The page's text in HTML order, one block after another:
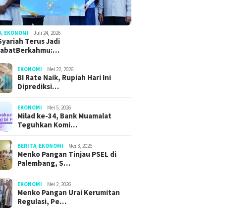
EKONOMI Juli 24, 2026
Terus Jadi
EKONOMI Mei 22, 2026
BI Rate Naik, Rupiah Hari Ini
Diprediksi…
EKONOMI Mei 5, 2026
Milad ke-34, Bank Muamalat
Teguhkan Komi…
BERITA EKONOMI Mei 3, 2026
Menko Pangan Tinjau PSEL di
Palembang, S…
EKONOMI Mei 2, 2026
Menko Pangan Urai Kerumitan
Regulasi, Pe…